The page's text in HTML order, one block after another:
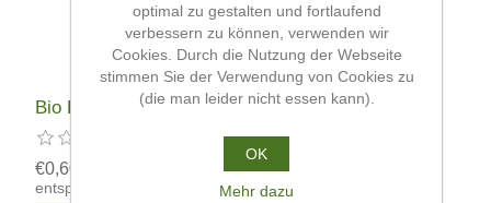
Bio Barrita Sesamriegel
€0,60
entspricht €30,00 pro 1 kg
optimal zu gestalten und fortlaufend
verbessern zu können, verwenden wir
Cookies. Durch die Nutzung der Webseite
stimmen Sie der Verwendung von Cookies zu
(die man leider nicht essen kann).
OK
Mehr dazu